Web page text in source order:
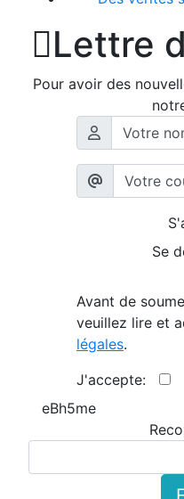
Lettre
Pour avoir des
Se
Avant de
veuillez lire et
légales.
J'accepte:
eBh5me